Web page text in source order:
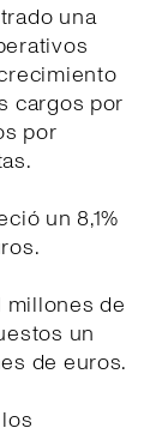
una
cargos por
por
un 8,1%
millones de
un
de euros.